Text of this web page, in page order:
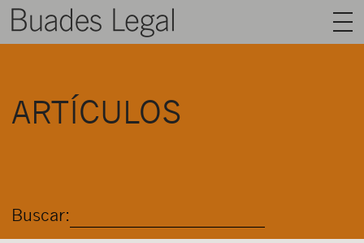
ARTÍCULOS
Buscar: